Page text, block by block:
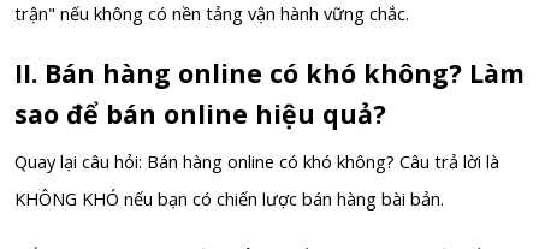
trận" nếu không có nền tảng vận hành vững chắc.
II. Bán hàng online có khó không? Làm
sao để bán online hiệu quả?
Quay lại câu hỏi: Bán hàng online có khó không? Câu trả lời là
KHÔNG KHÓ nếu bạn có chiến lược bán hàng bài bản.